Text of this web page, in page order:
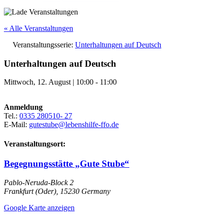
« Alle Veranstaltungen
Veranstaltungsserie: Unterhaltungen auf Deutsch
Unterhaltungen auf Deutsch
Mittwoch, 12. August | 10:00 - 11:00
Anmeldung
Tel.: 0335 280510- 27
E-Mail: gutestube@lebenshilfe-ffo.de
Veranstaltungsort:
Begegnungsstätte „Gute Stube“
Pablo-Neruda-Block 2
Frankfurt (Oder) 15230 Germany
Google Karte anzeigen